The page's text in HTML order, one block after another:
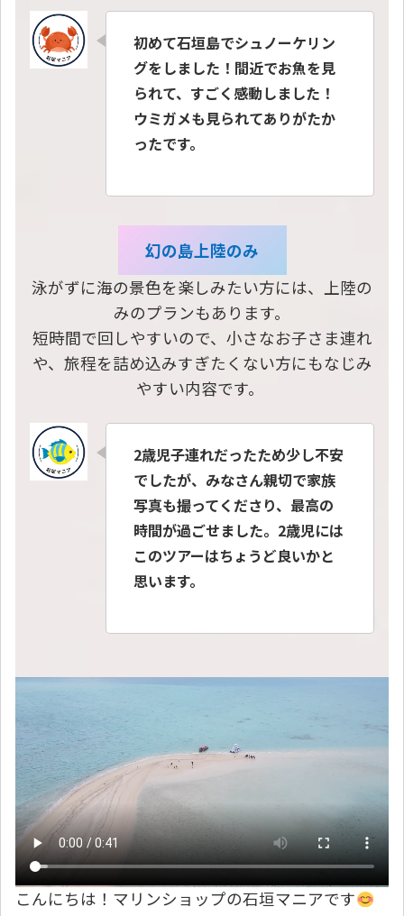
初めて石垣島でシュノーケリン
グをしました！間近でお魚を見
られて、すごく感動しました！
ウミガメも見られてありがたか
ったです。
幻の島上陸のみ
泳がずに海の景色を楽しみたい方には、上陸の
みのプランもあります。
短時間で回しやすいので、小さなお子さま連れ
や、旅程を詰め込みすぎたくない方にもなじみ
やすい内容です。
2歳児子連れだったため少し不安
でしたが、みなさん親切で家族
写真も撮ってくださり、最高の
時間が過ごせました。2歳児には
このツアーはちょうど良いかと
思います。
こんにちは！マリンショップの石垣マニアです